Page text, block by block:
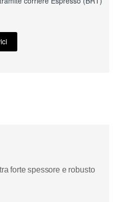
forte spessore e robusto